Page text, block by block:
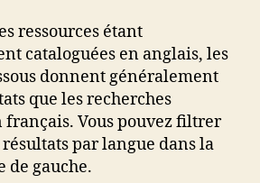
ressources étant
cataloguées en anglais, les
donnent généralement
que les recherches
français. Vous pouvez filtrer
par langue dans la
de gauche.